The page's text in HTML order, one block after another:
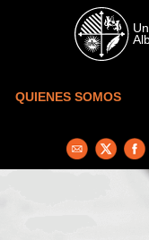
Skip to main content
QUIENES SOMOS